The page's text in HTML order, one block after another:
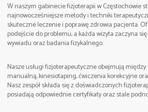
W naszym gabinecie fizjoterapii w Częstochowie
najnowocześniejsze metody i techniki
skuteczne leczenie i poprawę zdrowia pacjenta.
podejście do problemu, a każda wizyta zaczyna
wywiadu oraz badania fizykalnego.
Nasze usługi fizjoterapeutyczne obejmują
manualną, kinesiotaping, ćwiczenia korekcyjne
Nasz zespół składa się z doświadczonych
posiadają odpowiednie certyfikaty oraz stale